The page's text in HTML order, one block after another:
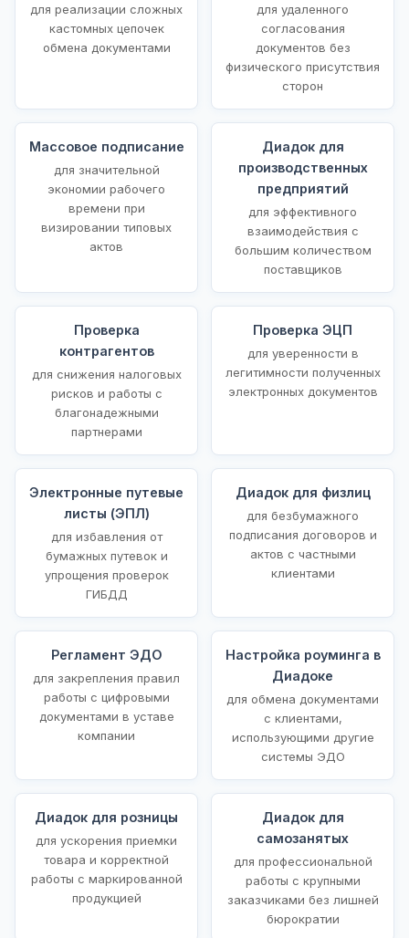
для реализации сложных
кастомных цепочек
обмена документами
для удаленного
согласования
документов без
физического присутствия
сторон
Массовое подписание
для значительной
экономии рабочего
времени при
визировании типовых
актов
Диадок для
производственных
предприятий
для эффективного
взаимодействия с
большим количеством
поставщиков
Проверка
контрагентов
для снижения налоговых
рисков и работы с
благонадежными
партнерами
Проверка ЭЦП
для уверенности в
легитимности полученных
электронных документов
Электронные путевые
листы (ЭПЛ)
для избавления от
бумажных путевок и
упрощения проверок
ГИБДД
Диадок для физлиц
для безбумажного
подписания договоров и
актов с частными
клиентами
Регламент ЭДО
для закрепления правил
работы с цифровыми
документами в уставе
компании
Настройка роуминга в
Диадоке
для обмена документами
с клиентами,
использующими другие
системы ЭДО
Диадок для розницы
для ускорения приемки
товара и корректной
работы с маркированной
продукцией
Диадок для
самозанятых
для профессиональной
работы с крупными
заказчиками без лишней
бюрократии